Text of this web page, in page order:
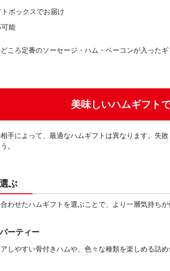
ボックスでお届け
可能
ころ定番のソーセージ・ハム・ベーコンが入った
美味しいハムギフト
手によって、最適なハムギフトは異なります。失
。
ぶ
わせたハムギフトを選ぶことで、より一層気持ちが
ーティー
しやすい骨付きハムや、色々な種類を楽しめる詰